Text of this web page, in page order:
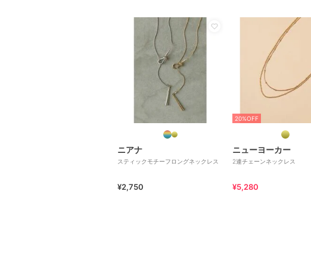
ニアナ
スティックモチーフロングネックレス
¥2,750
20%OFF
ニューヨーカー
2連チェーンネックレス
¥5,280